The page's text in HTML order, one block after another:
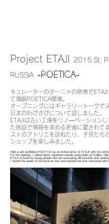
Project ETAJI 2015 St.
RUSSIA -POETICA-
キュレーターのターニャの熱意で
て個展POETICA開催。
オープニングにはギャラリートークで
日本のわびさびについて話しました。
ETAJIは古い工場をリノ―ベーション
た施設で情報を求める若者に愛されてま
ストのアトリエを訪ねたり、子供たち
ショップを楽しみました。
Held a solo exhibition POETICA as an invited artist of ETAJI with the
​For the opening, I talked about Japanese wasabi using slides at Gallery Talk.
ETAJI is loved by young people who are renovating old factories and
I visited the atelier of the local art test and enjoyed the print workshop with